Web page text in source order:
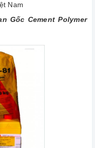
Nam
Gốc Cement Polymer